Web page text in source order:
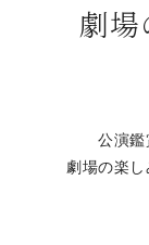
劇
公演鑑
劇場の楽し